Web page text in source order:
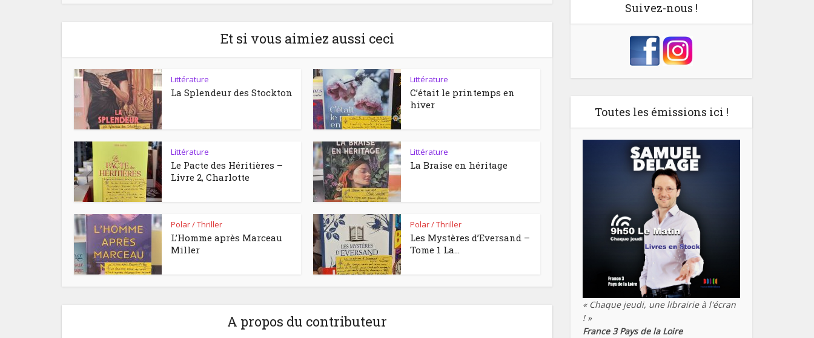
Et si vous aimiez aussi ceci
Littérature
La Splendeur des Stockton
Littérature
C’était le printemps en
hiver
Littérature
Le Pacte des Héritières –
Livre 2, Charlotte
Littérature
La Braise en héritage
Polar / Thriller
L’Homme après Marceau
Miller
Polar / Thriller
Les Mystères d’Eversand –
Tome 1 La...
A propos du contributeur
Suivez-nous !
Toutes les émissions ici !
« Chaque jeudi, une librairie à l'écran
! »
France 3 Pays de la Loire